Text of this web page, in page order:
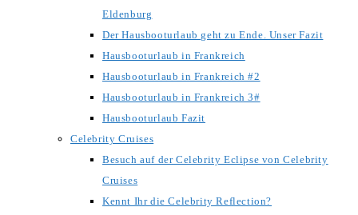
Eldenburg
Der Hausbooturlaub geht zu Ende. Unser Fazit
Hausbooturlaub in Frankreich
Hausbooturlaub in Frankreich #2
Hausbooturlaub in Frankreich 3#
Hausbooturlaub Fazit
Celebrity Cruises
Besuch auf der Celebrity Eclipse von Celebrity
Cruises
Kennt Ihr die Celebrity Reflection?